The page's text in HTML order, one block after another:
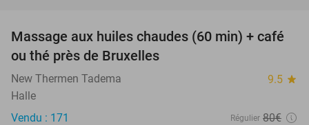
41%
Massage aux huiles chaudes (60 min) + café
ou thé près de Bruxelles
New Thermen Tadema 9.5 star
Halle
Vendu : 171
Régulier 80€